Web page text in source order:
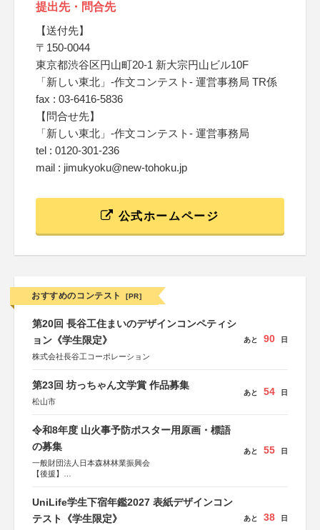
提出先・問合先
【送付先】
〒150-0044
東京都渋谷区円山町20-1 新大宗円山ビル10F
「新しい東北」-作文コンテスト- 運営事務局 TR係
fax : 03-6416-5836
【問合せ先】
「新しい東北」-作文コンテスト- 運営事務局
tel : 0120-301-236
mail : jimukyoku@new-tohoku.jp
公式ホームページ
おすすめのコンテスト [PR]
第20回 長谷工住まいのデザインコンペティシ
ョン《学生限定》
株式会社長谷工コーポレーション
あと 90 日
第23回 坊っちゃん文学賞 作品募集
松山市
あと 54 日
令和8年度 山火事予防ポスター用原画・標語
の募集
一般財団法人日本森林林業振興会
【後援】
会、森林火災対策協会
あと 55 日
UniLife学生下宿年鑑2027 表紙デザインコン
テスト《学生限定》
あと 38 日